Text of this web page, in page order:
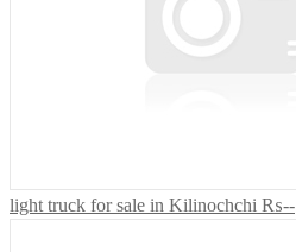
light truck for sale in Kilinochchi ₨--